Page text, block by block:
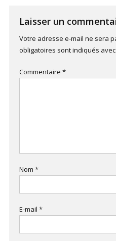
Laisser un
Votre adresse e-mail ne sera
obligatoires sont indiqués avec
Commentaire *
Nom *
E-mail *